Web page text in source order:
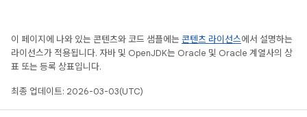
이 페이지에 나와 있는 콘텐츠와 코드 샘플에는 콘텐츠 라이선스에서 설명하는
라이선스가 적용됩니다. 자바 및 OpenJDK는 Oracle 및 Oracle 계열사의 상
표 또는 등록 상표입니다.
최종 업데이트: 2026-03-03(UTC)